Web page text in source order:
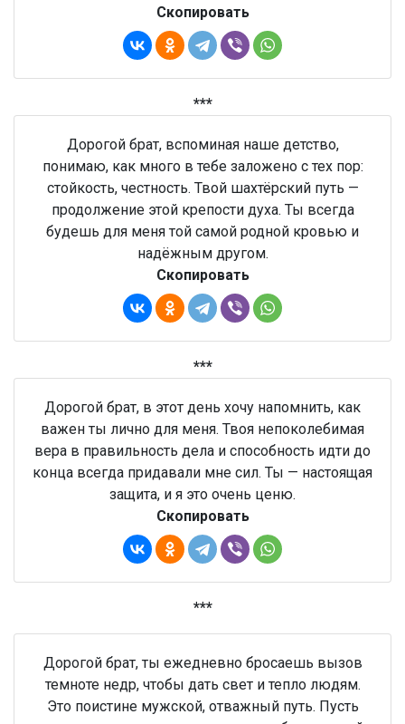
Скопировать
***
Дорогой брат, вспоминая наше детство,
понимаю, как много в тебе заложено с тех пор:
стойкость, честность. Твой шахтёрский путь —
продолжение этой крепости духа. Ты всегда
будешь для меня той самой родной кровью и
надёжным другом.
Скопировать
***
Дорогой брат, в этот день хочу напомнить, как
важен ты лично для меня. Твоя непоколебимая
вера в правильность дела и способность идти до
конца всегда придавали мне сил. Ты — настоящая
защита, и я это очень ценю.
Скопировать
***
Дорогой брат, ты ежедневно бросаешь вызов
темноте недр, чтобы дать свет и тепло людям.
Это поистине мужской, отважный путь. Пусть